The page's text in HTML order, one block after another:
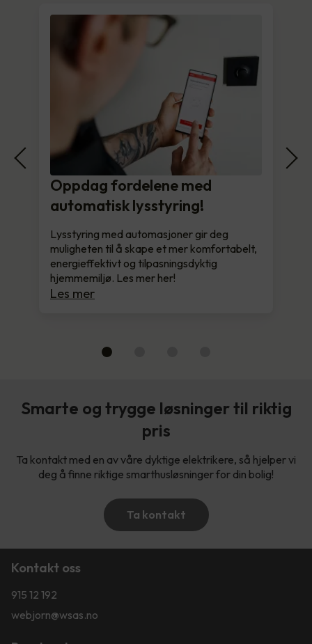
Oppdag fordelene med
automatisk lysstyring!
Lysstyring med automasjoner gir deg
muligheten til å skape et mer komfortabelt,
energieffektivt og tilpasningsdyktig
hjemmemiljø. Les mer her!
Les mer
Smarte og trygge løsninger til riktig
pris
Ta kontakt med en av våre dyktige elektrikere, så hjelper vi
deg å finne riktige smarthusløsninger for din bolig!
Ta kontakt
Kontakt oss
915 12 192
webjorn@wsas.no